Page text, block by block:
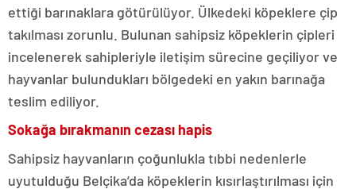
ettiği barınaklara götürülüyor. Ülkedeki köpeklere çip
takılması zorunlu. Bulunan sahipsiz köpeklerin çipleri
incelenerek sahipleriyle iletişim sürecine geçiliyor ve
hayvanlar bulundukları bölgedeki en yakın barınağa
teslim ediliyor.
Sokağa bırakmanın cezası hapis
Sahipsiz hayvanların çoğunlukla tıbbi nedenlerle
uyutulduğu Belçika’da köpeklerin kısırlaştırılması için